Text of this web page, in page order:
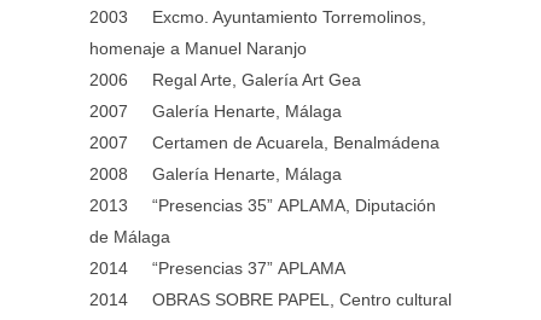
2003 Excmo. Ayuntamiento Torremolinos,
homenaje a Manuel Naranjo
2006 Regal Arte, Galería Art Gea
2007 Galería Henarte, Málaga
2007 Certamen de Acuarela, Benalmádena
2008 Galería Henarte, Málaga
2013 “Presencias 35” APLAMA, Diputación
de Málaga
2014 “Presencias 37” APLAMA
2014 OBRAS SOBRE PAPEL, Centro cultural